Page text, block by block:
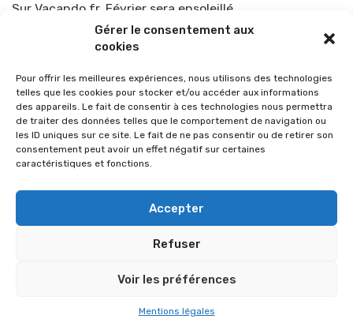
Gérer le consentement aux
cookies
Pour offrir les meilleures expériences, nous utilisons des technologies
telles que les cookies pour stocker et/ou accéder aux informations
des appareils. Le fait de consentir à ces technologies nous permettra
de traiter des données telles que le comportement de navigation ou
les ID uniques sur ce site. Le fait de ne pas consentir ou de retirer son
consentement peut avoir un effet négatif sur certaines
caractéristiques et fonctions.
Accepter
Refuser
Voir les préférences
Mentions légales
Sur Vacando.fr, Février sera ensoleillé…
TOP-PARENTS 24 janvier 2011